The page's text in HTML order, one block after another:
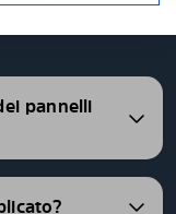
pannelli